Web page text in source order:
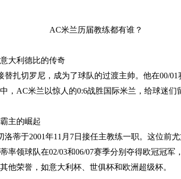
AC米兰历届教练都有谁？
大利德比的传奇
扎切罗尼，成为了球队的过渡主帅。他在00/01
，AC米兰以惊人的0:6战胜国际米兰，给球迷们
主的崛起
蒂于2001年11月7日接任主教练一职。这位前
率领球队在02/03和06/07赛季分别夺得欧冠冠军
他荣誉，如意大利杯、世俱杯和欧洲超级杯。